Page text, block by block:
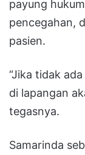
payung
pencegahan,
pasien.
“Jika tidak
di lapangan
tegasnya.
Samarinda